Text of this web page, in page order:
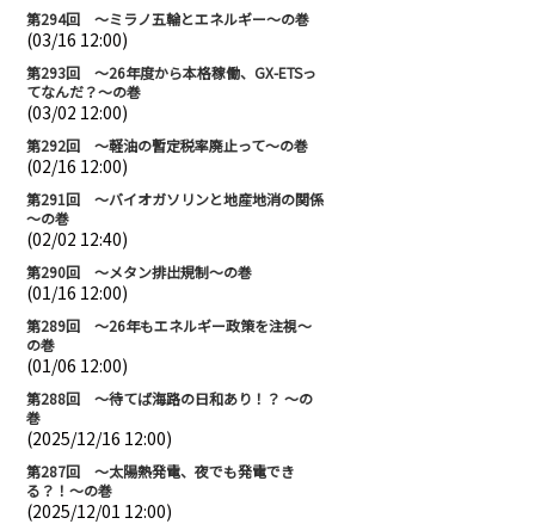
第294回 ～ミラノ五輪とエネルギー～の巻
(03/16 12:00)
第293回 ～26年度から本格稼働、GX-ETSっ
てなんだ？～の巻
(03/02 12:00)
第292回 ～軽油の暫定税率廃止って～の巻
(02/16 12:00)
第291回 ～バイオガソリンと地産地消の関係
～の巻
(02/02 12:40)
第290回 ～メタン排出規制～の巻
(01/16 12:00)
第289回 ～26年もエネルギー政策を注視～
の巻
(01/06 12:00)
第288回 ～待てば海路の日和あり！？ ～の
巻
(2025/12/16 12:00)
第287回 ～太陽熱発電、夜でも発電でき
る？！～の巻
(2025/12/01 12:00)